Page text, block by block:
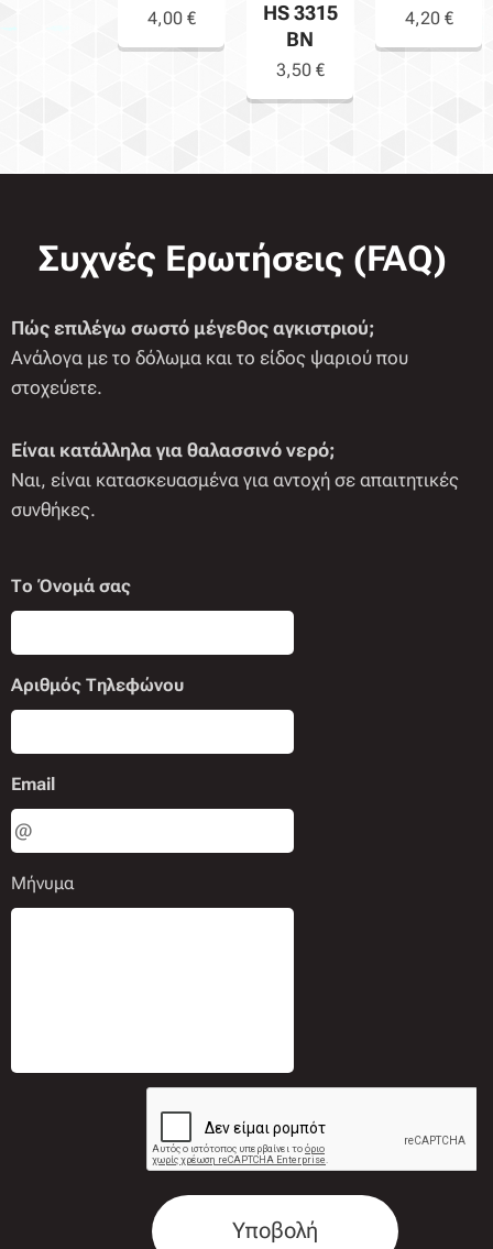
4,00€
HS 3315
BN
3,50€
4,20€
Συχνές Ερωτήσεις (FAQ)
Πώς επιλέγω σωστό μέγεθος αγκιστριού;
Ανάλογα με το δόλωμα και το είδος ψαριού που
στοχεύετε.
Είναι κατάλληλα για θαλασσινό νερό;
Ναι, είναι κατασκευασμένα για αντοχή σε απαιτητικές
συνθήκες.
Το Όνομά σας
Αριθμός Τηλεφώνου
Email
Μήνυμα
Υποβολή